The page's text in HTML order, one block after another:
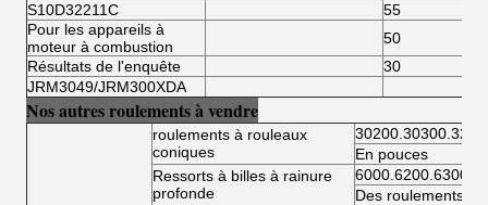
S10D32211C
55
Pour les appareils à
moteur à combustion
50
Résultats de l'enquête
30
JRM3049/JRM300XDA
Nos autres roulements à vendre
roulements à rouleaux
coniques
En pouces
Ressorts à billes à rainure
profonde
Des roulements à